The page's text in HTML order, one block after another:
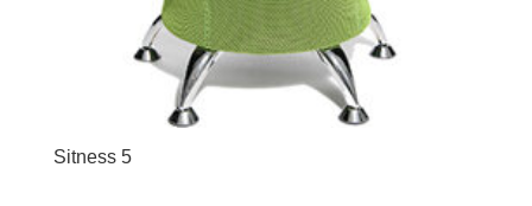
Sitness 5